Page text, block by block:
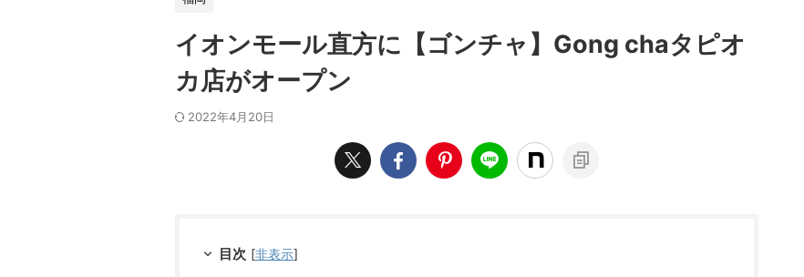
イオンモール直方に【ゴンチャ】Gong chaタピオ
カ店がオープン
2022年4月20日
目次 [非表示]